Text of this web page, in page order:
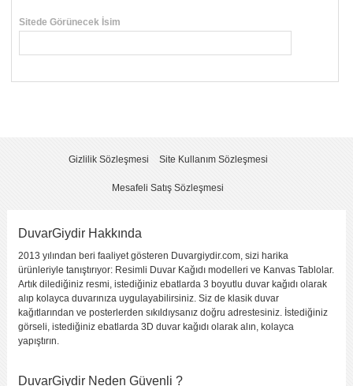
Sitede Görünecek İsim
Yorumu Gönder
Gizlilik Sözleşmesi Site Kullanım Sözleşmesi
Mesafeli Satış Sözleşmesi
DuvarGiydir Hakkında
2013 yılından beri faaliyet gösteren Duvargiydir.com, sizi harika
ürünleriyle tanıştırıyor: Resimli Duvar Kağıdı modelleri ve Kanvas Tablolar.
Artık dilediğiniz resmi, istediğiniz ebatlarda 3 boyutlu duvar kağıdı olarak
alıp kolayca duvarınıza uygulayabilirsiniz. Siz de klasik duvar
kağıtlarından ve posterlerden sıkıldıysanız doğru adrestesiniz. İstediğiniz
görseli, istediğiniz ebatlarda 3D duvar kağıdı olarak alın, kolayca
yapıştırın.
DuvarGiydir Neden Güvenli ?